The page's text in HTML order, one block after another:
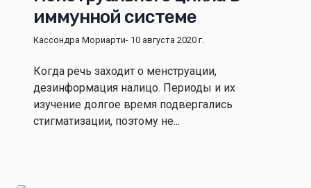
иммунной системе
Кассондра Мориарти- 10 августа 2020 г.
Когда речь заходит о менструации,
дезинформация налицо. Периоды и их
изучение долгое время подвергались
стигматизации, поэтому не...